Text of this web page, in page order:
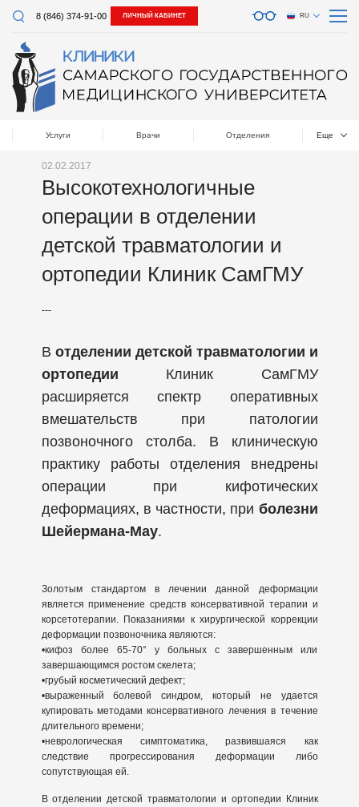
8 (846) 374-91-00 ЛИЧНЫЙ КАБИНЕТ RU
Услуги Врачи Отделения Еще
02.02.2017
Высокотехнологичные
операции в отделении
детской травматологии и
ортопедии Клиник СамГМУ
---
В отделении детской травматологии и
ортопедии Клиник СамГМУ
расширяется спектр оперативных
вмешательств при патологии
позвоночного столба. В клиническую
практику работы отделения внедрены
операции при кифотических
деформациях, в частности, при болезни
Шейермана-Мау.
Золотым стандартом в лечении данной деформации
является применение средств консервативной терапии и
корсетотерапии. Показаниями к хирургической коррекции
деформации позвоночника являются:
•кифоз более 65-70° у больных с завершенным или
завершающимся ростом скелета;
•грубый косметический дефект;
•выраженный болевой синдром, который не удается
купировать методами консервативного лечения в течение
длительного времени;
•неврологическая симптоматика, развившаяся как
следствие прогрессирования деформации либо
сопутствующая ей.
В отделении детской травматологии и ортопедии Клиник